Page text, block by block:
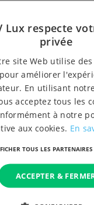
Lux respecte
privée
site Web utilise des
pour améliorer
En utilisant
acceptez tous les
à notre
aux cookies. En
TOUS LES PARTENAIRES
ACCEPTER &